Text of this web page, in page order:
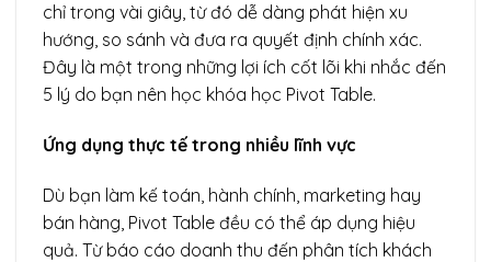
chỉ trong vài giây, từ đó dễ dàng phát hiện xu
hướng, so sánh và đưa ra quyết định chính xác.
Đây là một trong những lợi ích cốt lõi khi nhắc đến
5 lý do bạn nên học khóa học Pivot Table.
Ứng dụng thực tế trong nhiều lĩnh vực
Dù bạn làm kế toán, hành chính, marketing hay
bán hàng, Pivot Table đều có thể áp dụng hiệu
quả. Từ báo cáo doanh thu đến phân tích khách